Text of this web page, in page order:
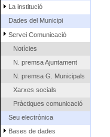
La institució
Dades del Municipi
Servei Comunicació
Notícies
N. premsa Ajuntament
N. premsa G. Municipals
Xarxes socials
Pràctiques comunicació
Seu electrònica
Bases de dades